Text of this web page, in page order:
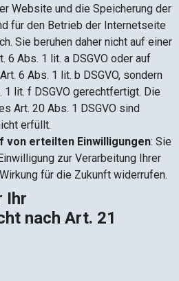
Website und die Speicherung der
für den Betrieb der Internetseite
Sie beruhen daher nicht auf einer
6 Abs. 1 lit. a DSGVO oder auf
6 Abs. 1 lit. b DSGVO, sondern
1 lit. f DSGVO gerechtfertigt. Die
Art. 20 Abs. 1 DSGVO sind
erfüllt.
von erteilten Einwilligungen: Sie
zur Verarbeitung Ihrer
für die Zukunft widerrufen.
Ihr
nach Art. 21